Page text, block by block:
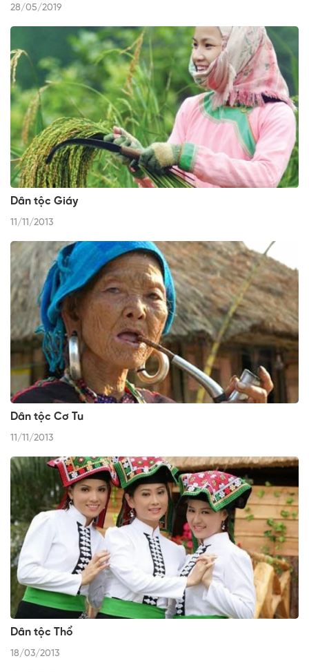
28/05/2019
Dân tộc Giáy
11/11/2013
Dân tộc Cơ Tu
11/11/2013
Dân tộc Thổ
18/03/2013